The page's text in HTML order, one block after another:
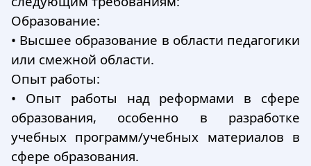
Образование:
• Высшее образование в области педагогики
или смежной области.
Опыт работы:
•
Опыт работы над реформами в сфере
образования, особенно в разработке
учебных программ/учебных материалов в
сфере образования.